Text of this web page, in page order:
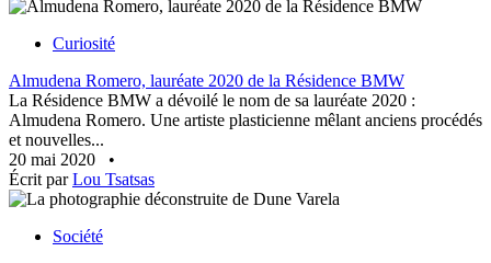
Curiosité
Almudena Romero, lauréate 2020 de la Résidence BMW
La Résidence BMW a dévoilé le nom de sa lauréate 2020 :
Almudena Romero. Une artiste plasticienne mêlant anciens procédés
et nouvelles...
20 mai 2020
•
Écrit parLou Tsatsas
Société